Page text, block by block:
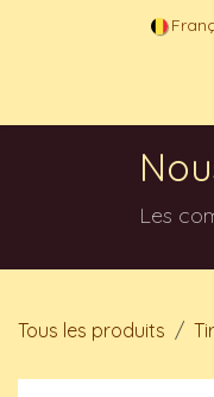
Se rendre au contenu
Les
Tous les produits